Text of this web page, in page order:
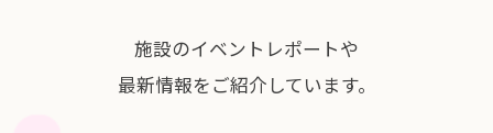
施設のイベントレポートや
最新情報をご紹介しています。